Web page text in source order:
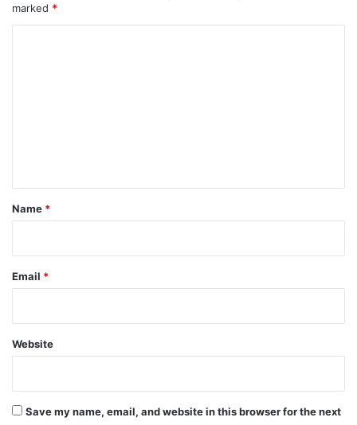
marked *
*
Name *
Email *
Website
Save my name, email, and website in this browser for the next